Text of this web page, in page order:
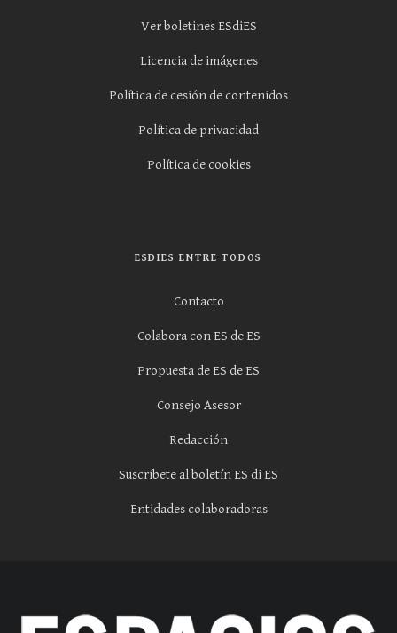
Ver boletines ESdiES
Licencia de imágenes
Política de cesión de contenidos
Política de privacidad
Política de cookies
ESDIES ENTRE TODOS
Contacto
Colabora con ES de ES
Propuesta de ES de ES
Consejo Asesor
Redacción
Suscríbete al boletín ES di ES
Entidades colaboradoras